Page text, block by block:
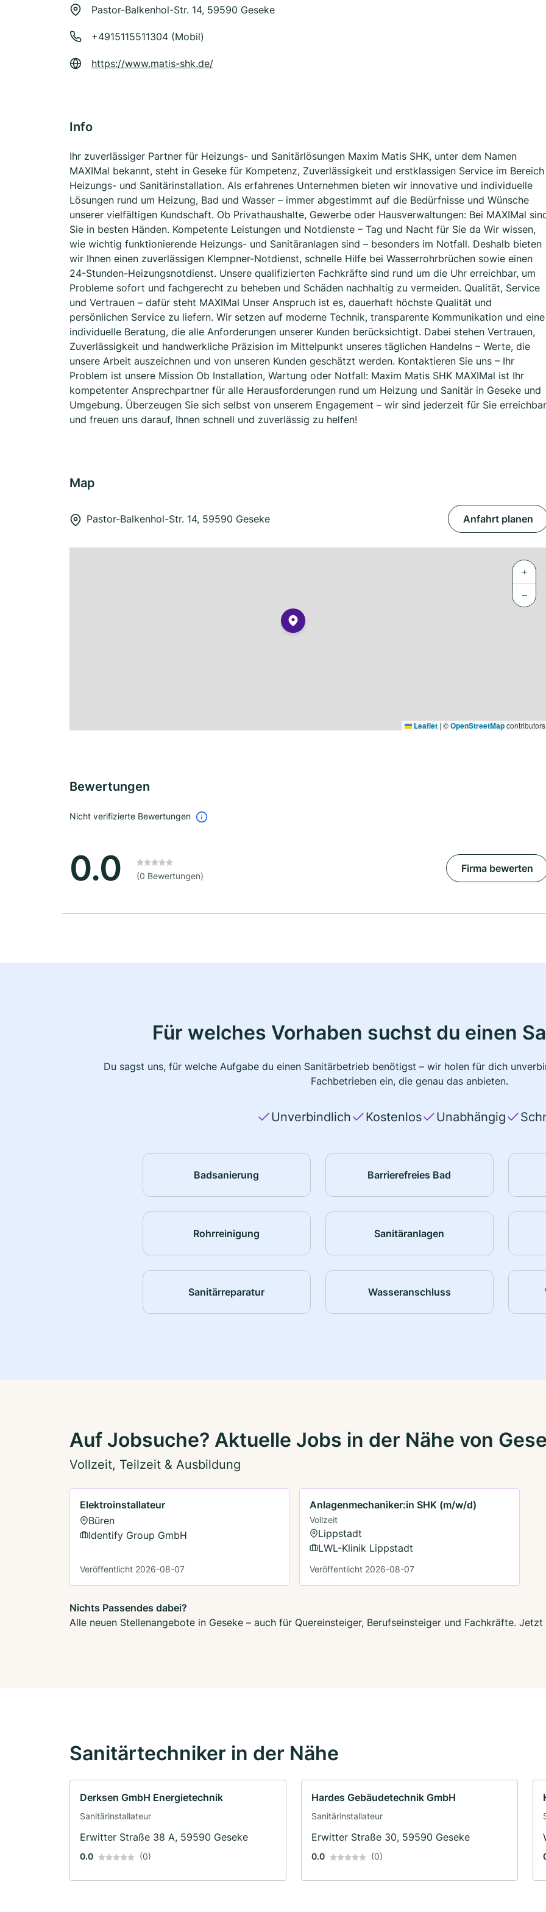
Pastor-Balkenhol-Str. 14, 59590 Geseke
+4915115511304 (Mobil)
https://www.matis-shk.de/
Info
Ihr zuverlässiger Partner für Heizungs- und Sanitärlösungen Maxim Matis SHK, unter dem Namen
MAXIMal bekannt, steht in Geseke für Kompetenz, Zuverlässigkeit und erstklassigen Service im Bereich
Heizungs- und Sanitärinstallation. Als erfahrenes Unternehmen bieten wir innovative und individuelle
Lösungen rund um Heizung, Bad und Wasser – immer abgestimmt auf die Bedürfnisse und Wünsche
unserer vielfältigen Kundschaft. Ob Privathaushalte, Gewerbe oder Hausverwaltungen: Bei MAXIMal
Sie in besten Händen. Kompetente Leistungen und Notdienste – Tag und Nacht für Sie da Wir wissen,
wie wichtig funktionierende Heizungs- und Sanitäranlagen sind – besonders im Notfall. Deshalb bieten
wir Ihnen einen zuverlässigen Klempner-Notdienst, schnelle Hilfe bei Wasserrohrbrüchen sowie einen
24-Stunden-Heizungsnotdienst. Unsere qualifizierten Fachkräfte sind rund um die Uhr erreichbar, um
Probleme sofort und fachgerecht zu beheben und Schäden nachhaltig zu vermeiden. Qualität, Service
und Vertrauen – dafür steht MAXIMal Unser Anspruch ist es, dauerhaft höchste Qualität und
persönlichen Service zu liefern. Wir setzen auf moderne Technik, transparente Kommunikation und eine
individuelle Beratung, die alle Anforderungen unserer Kunden berücksichtigt. Dabei stehen Vertrauen,
Zuverlässigkeit und handwerkliche Präzision im Mittelpunkt unseres täglichen Handelns – Werte, die
unsere Arbeit auszeichnen und von unseren Kunden geschätzt werden. Kontaktieren Sie uns – Ihr
Problem ist unsere Mission Ob Installation, Wartung oder Notfall: Maxim Matis SHK MAXIMal ist Ihr
kompetenter Ansprechpartner für alle Herausforderungen rund um Heizung und Sanitär in Geseke und
Umgebung. Überzeugen Sie sich selbst von unserem Engagement – wir sind jederzeit für Sie erreichbar
und freuen uns darauf, Ihnen schnell und zuverlässig zu helfen!
Map
Pastor-Balkenhol-Str. 14, 59590 Geseke Anfahrt planen
+
−
Leaflet | ©OpenStreetMapcontributors
Bewertungen
Nicht verifizierte Bewertungen
0.0 (0 Bewertungen)
Firma bewerten
Für welches Vorhaben suchst du einen
Du sagst uns, für welche Aufgabe du einen Sanitärbetrieb benötigst – wir holen für dich
Fachbetrieben ein, die genau das anbieten.
Unverbindlich Kostenlos Unabhängig
Badsanierung Barrierefreies Bad
Rohrreinigung Sanitäranlagen
Sanitärreparatur Wasseranschluss
Auf Jobsuche? Aktuelle Jobs in der Nähe von
Vollzeit, Teilzeit & Ausbildung
Elektroinstallateur
Büren
Identify Group GmbH
Veröffentlicht 2026-08-07
Anlagenmechaniker:in SHK (m/w/d)
Vollzeit
Lippstadt
LWL-Klinik Lippstadt
Veröffentlicht 2026-08-07
Nichts Passendes dabei?
Alle neuen Stellenangebote in Geseke – auch für Quereinsteiger, Berufseinsteiger und Fachkräfte.
Sanitärtechniker in der Nähe
Derksen GmbH Energietechnik
Sanitärinstallateur
Erwitter Straße 38 A, 59590 Geseke
0.0 (0)
Hardes Gebäudetechnik GmbH
Sanitärinstallateur
Erwitter Straße 30, 59590 Geseke
0.0 (0)